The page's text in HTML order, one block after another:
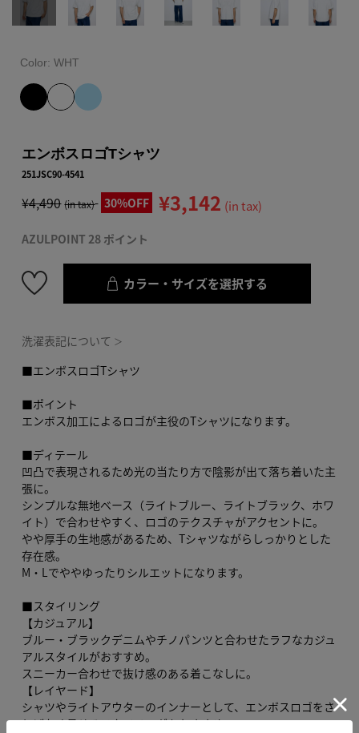
Color: WHT
エンボスロゴTシャツ
251JSC90-4541
¥4,490 (in tax) 30%OFF ¥3,142 (in tax)
AZULPOINT 28 ポイント
カラー・サイズを選択する
洗濯表記について ＞
■エンボスロゴTシャツ
■ポイント
エンボス加工によるロゴが主役のTシャツになります。
■ディテール
凹凸で表現されるため光の当たり方で陰影が出て落ち着いた主
張に。
シンプルな無地ベース（ライトブルー、ライトブラック、ホワ
イト）で合わせやすく、ロゴのテクスチャがアクセントに。
やや厚手の生地感があるため、Tシャツながらしっかりとした
存在感。
M・Lでややゆったりシルエットになります。
■スタイリング
【カジュアル】
ブルー・ブラックデニムやチノパンツと合わせたラフなカジュ
アルスタイルがおすすめ。
スニーカー合わせで抜け感のある着こなしに。
【レイヤード】
シャツやライトアウターのインナーとして、エンボスロゴをさ
りげなく見せるスタイリングもおすすめ。